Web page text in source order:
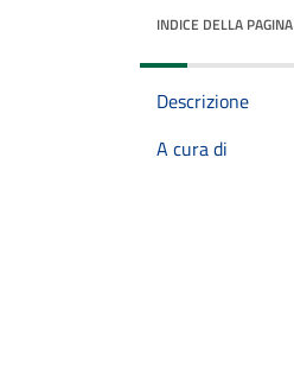
INDICE DELLA PAGINA
Descrizione
A cura di